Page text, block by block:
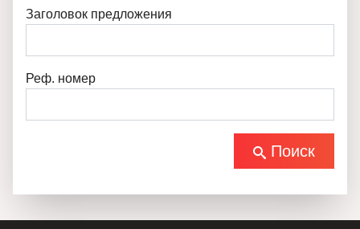
Заголовок предложения
Реф. номер
Поиск